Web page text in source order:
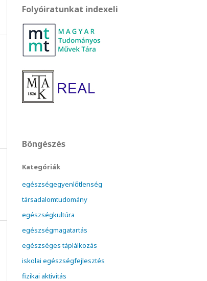
Folyóiratunkat indexeli
Böngészés
Kategóriák
egészségegyenlőtlenség
társadalomtudomány
egészségkultúra
egészségmagatartás
egészséges táplálkozás
iskolai egészségfejlesztés
fizikai aktivitás